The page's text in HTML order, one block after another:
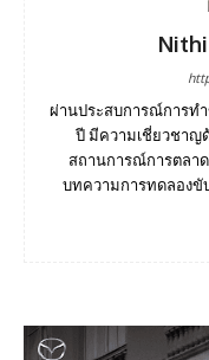
ผ่านประสบการณ์การท
ปี มีความเชี่ยวชาญด้
สถานการณ์การตลา
บทความการทดลองขั